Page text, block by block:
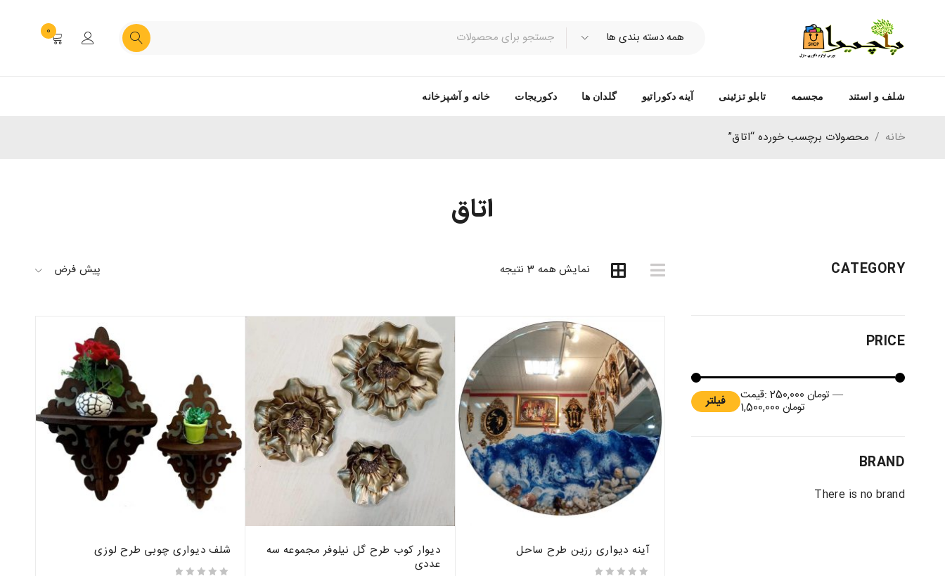
0
شلف و استند مجسمه تابلو تزئینی آینه دکوراتیو گلدان ها دکوریجات خانه و آشپزخانه
اتاق
خانه / محصولات برچسب خورده “اتاق”
CATEGORY
PRICE
فیلتر قیمت: تومان 250,000—
تومان 1,500,000
BRAND
There is no brand
نمایش همه 3 نتیجه پیش فرض
آینه دیواری رزین طرح ساحل
دیوار کوب طرح گل نیلوفر مجموعه سه
عددی
شلف دیواری چوبی طرح لوزی